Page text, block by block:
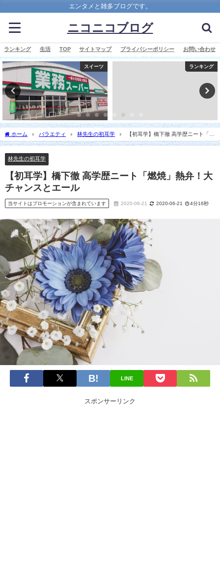
エンタメと雑多ブログです。
ニコニコブログ
ランキング 生活 TOP サイトマップ プライバシーポリシー お問い合わせ
スイーツ ランキング
ホーム バラエティ 林先生の初耳学
【初耳学】橋下徹 高学歴ニート「燃
焼」熱弁！大チャンスとエール
林先生の初耳学
【初耳学】橋下徹 高学歴ニート「燃焼」熱弁！大
チャンスとエール
当サイトはプロモーションが含まれています 2020-06-21 2020-06-21 4分16秒
LINE
スポンサーリンク